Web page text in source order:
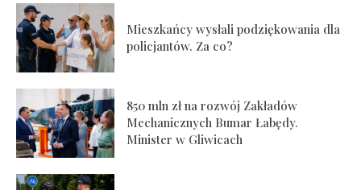
Mieszkańcy wysłali podziękowania dla
policjantów. Za co?
850 mln zł na rozwój Zakładów
Mechanicznych Bumar Łabędy.
Minister w Gliwicach